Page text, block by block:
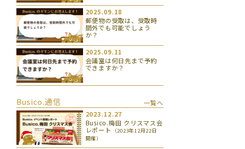
2025.09.18
郵便物の受取は、受取時
間外でも可能でしょう
か？
2025.09.11
会議室は何日先まで予約
できますか？
Busico.通信
一覧へ
2023.12.27
Busico.梅田 クリスマス会
レポート
（2023年12月22日
開催）